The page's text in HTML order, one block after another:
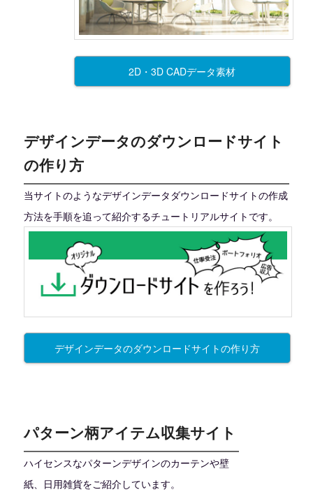
2D・3D CADデータ素材
デザインデータのダウンロードサイト
の作り方
当サイトのようなデザインデータダウンロードサイトの作成
方法を手順を追って紹介するチュートリアルサイトです。
デザインデータのダウンロードサイトの作り方
パターン柄アイテム収集サイト
ハイセンスなパターンデザインのカーテンや壁
紙、日用雑貨をご紹介しています。